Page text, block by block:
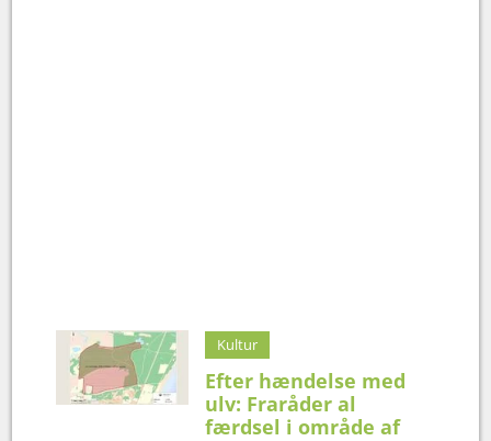
Kultur
Efter hændelse med
ulv: Fraråder al
færdsel i område af